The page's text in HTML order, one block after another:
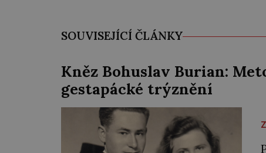
SOUVISEJÍCÍ ČLÁNKY
Kněz Bohuslav Burian:
gestapácké trýznění